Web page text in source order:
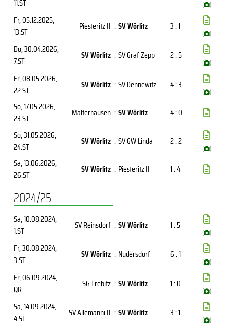
11.ST
( )
Fr, 05.12.2025,
13.ST
Piesteritz II : SV Wörlitz 3 : 1
( )
Do, 30.04.2026,
7.ST
SV Wörlitz : SV Graf Zepp 2 : 5
( )
Fr, 08.05.2026,
22.ST
SV Wörlitz : SV Dennewitz 4 : 3
( )
So, 17.05.2026,
23.ST
Malterhausen : SV Wörlitz
4 : 0
So, 31.05.2026,
24.ST
SV Wörlitz : SV GW Linda 2 : 2
( )
Sa, 13.06.2026,
26.ST
SV Wörlitz : Piesteritz II 1 : 4
2024/25
Sa, 10.08.2024,
1.ST
SV Reinsdorf : SV Wörlitz 1 : 5
( )
Fr, 30.08.2024,
3.ST
SV Wörlitz : Nudersdorf 6 : 1
( )
Fr, 06.09.2024,
QR
SG Trebitz : SV Wörlitz 1 : 0
( )
Sa, 14.09.2024,
4.ST
SV Allemanni II : SV Wörlitz 3 : 1
( )